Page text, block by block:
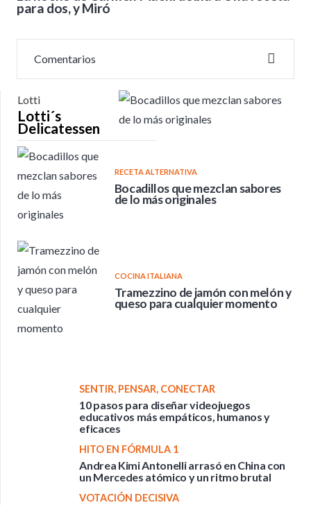
para dos, y Miró
Comentarios
Lotti
Lotti´s
Delicatessen
RECETA ALTERNATIVA
Bocadillos que mezclan sabores
de lo más originales
COCINA ITALIANA
Tramezzino de jamón con melón y
queso para cualquier momento
SENTIR, PENSAR, CONECTAR
10 pasos para diseñar videojuegos
educativos más empáticos, humanos y
eficaces
HITO EN FÓRMULA 1
Andrea Kimi Antonelli arrasó en China con
un Mercedes atómico y un ritmo brutal
VOTACIÓN DECISIVA